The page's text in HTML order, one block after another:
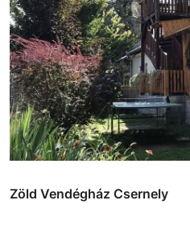
Zöld Vendégház Csernely